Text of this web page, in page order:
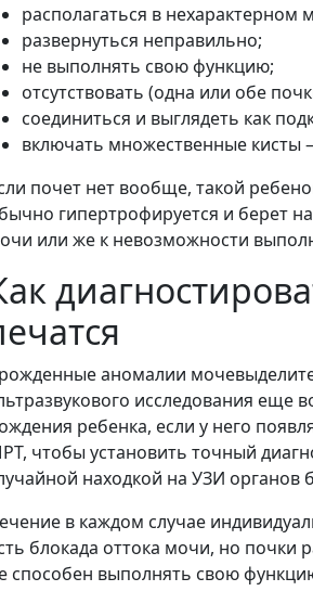
располагаться в нехарактерном
развернуться неправильно;
не выполнять свою функцию;
отсутствовать (одна или обе
соединиться и выглядеть как
включать множественные кисты
почет нет вообще, такой
гипертрофируется и берет
или же к невозможности
аномалии
исследования еще
ребенка, если у него
чтобы установить точный
находкой на УЗИ
в каждом случае
блокада оттока мочи, но почки
способен выполнять свою